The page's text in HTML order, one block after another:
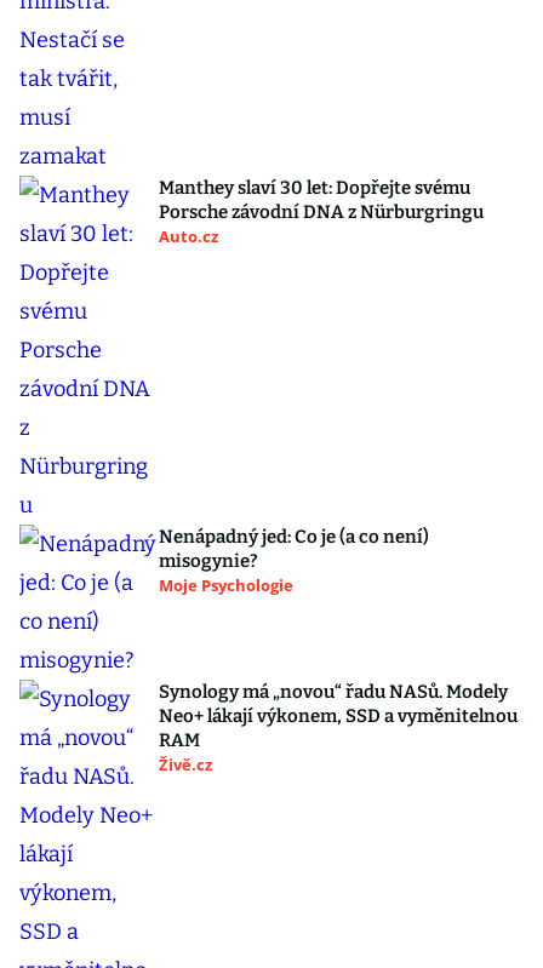
Manthey slaví 30 let: Dopřejte svému
Porsche závodní DNA z Nürburgringu
Auto.cz
Nenápadný jed: Co je (a co není)
misogynie?
Moje Psychologie
Synology má „novou“ řadu NASů. Modely
Neo+ lákají výkonem, SSD a vyměnitelnou
RAM
Živě.cz